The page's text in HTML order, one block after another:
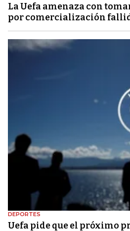
La Uefa amenaza con
por comercialización
DEPORTES
Uefa pide que el próximo